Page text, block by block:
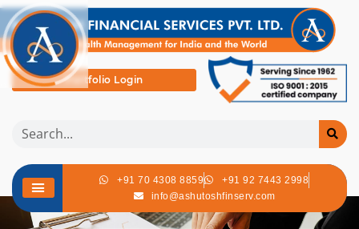
Portfolio Login
+91 70 4308 8859
+91 92 7443 2998
info@ashutoshfinserv.com